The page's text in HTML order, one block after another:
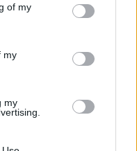
You may click to
its third-party tags to
in below Google
of my
my
my